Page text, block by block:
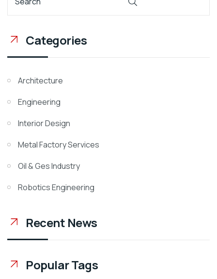
Categories
Architecture
Engineering
Interior Design
Metal Factory Services
Oil & Ges Industry
Robotics Engineering
Recent News
Popular Tags